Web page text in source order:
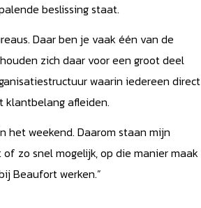
beslissing staat.
Daar ben je vaak één van de
zich daar voor een groot deel
waarin iedereen direct
klantbelang afleiden.
het weekend. Daarom staan mijn
zo snel mogelijk, op die manier maak
Beaufort werken.”